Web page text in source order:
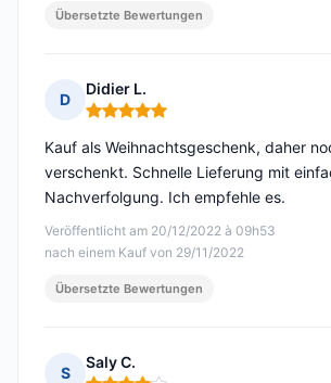
Übersetzte Bewertungen
D
Didier L.
Hinweis: 5 von 5
Veröffentlicht am 20/12/2022 à 09h53
nach einem Kauf von 29/11/2022
Kauf als Weihnachtsgeschenk, daher
verschenkt. Schnelle Lieferung mit
Nachverfolgung. Ich empfehle es.
Übersetzte Bewertungen
S
Saly C.